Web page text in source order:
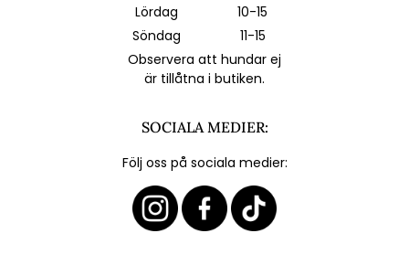
Lördag
10-15
Söndag
11-15
Observera att hundar ej
är tillåtna i butiken.
SOCIALA MEDIER:
Följ oss på sociala medier: